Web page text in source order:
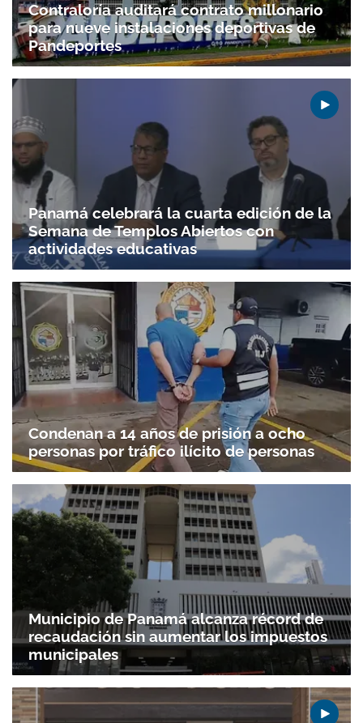
Contraloría auditará contrato millonario
para nueve instalaciones deportivas de
Pandeportes
Panamá celebrará la cuarta edición de la
Semana de Templos Abiertos con
actividades educativas
Condenan a 14 años de prisión a ocho
personas por tráfico ilícito de personas
Municipio de Panamá alcanza récord de
recaudación sin aumentar los impuestos
municipales